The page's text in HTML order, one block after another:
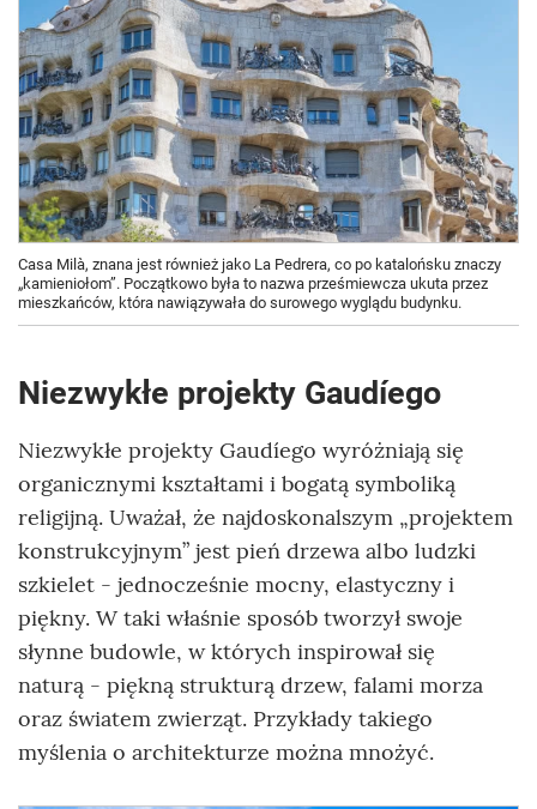
Casa Milà, znana jest również jako La Pedrera, co po katalońsku znaczy
„kamieniołom”. Początkowo była to nazwa prześmiewcza ukuta przez
mieszkańców, która nawiązywała do surowego wyglądu budynku.
Niezwykłe projekty Gaudíego
Niezwykłe projekty Gaudíego wyróżniają się
organicznymi kształtami i bogatą symboliką
religijną. Uważał, że najdoskonalszym „projektem
konstrukcyjnym” jest pień drzewa albo ludzki
szkielet - jednocześnie mocny, elastyczny i
piękny. W taki właśnie sposób tworzył swoje
słynne budowle, w których inspirował się
naturą - piękną strukturą drzew, falami morza
oraz światem zwierząt. Przykłady takiego
myślenia o architekturze można mnożyć.